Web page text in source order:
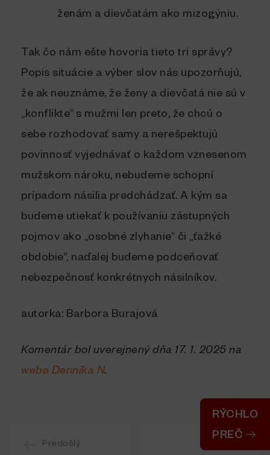
RÝCHLO
PREČ
ženám a dievčatám ako mizogýniu.
Tak čo nám ešte hovoria tieto tri správy?
Popis situácie a výber slov nás upozorňujú,
že ak neuznáme, že ženy a dievčatá nie sú v
„konflikte“ s mužmi len preto, že chcú o
sebe rozhodovať samy a nerešpektujú
povinnosť vyjednávať o každom vznesenom
mužskom nároku, nebudeme schopní
prípadom násilia predchádzať. A kým sa
budeme utiekať k používaniu zástupných
pojmov ako „osobné zlyhanie“ či „ťažké
obdobie“, naďalej budeme podceňovať
nebezpečnosť konkrétnych násilníkov.
autorka: Barbora Burajová
Komentár bol uverejnený dňa 17. 1. 2025 na
webe Denníka N.
Predošlý